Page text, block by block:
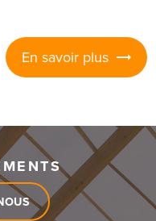
En savoir plus